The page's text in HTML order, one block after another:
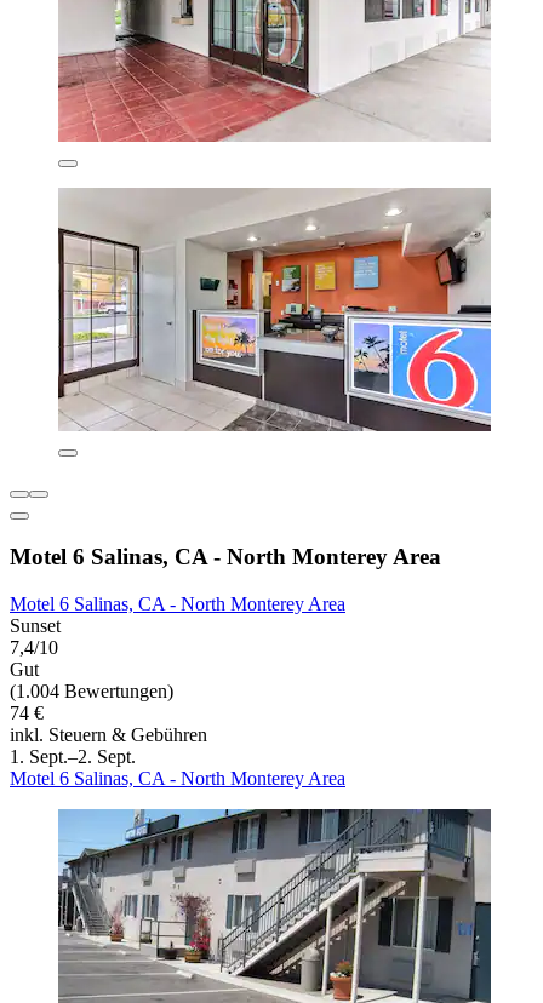
Motel 6 Salinas, CA - North Monterey Area
Motel 6 Salinas, CA - North Monterey Area
Sunset
7,4/10
Gut
(1.004 Bewertungen)
74 €
inkl. Steuern & Gebühren
1. Sept.–2. Sept.
Motel 6 Salinas, CA - North Monterey Area